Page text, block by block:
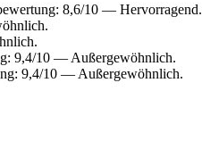
8,6/10 — Hervorragend.
9,4/10 — Außergewöhnlich.
9,4/10 — Außergewöhnlich.